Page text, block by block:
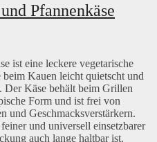
Pfannenkäse
ist eine leckere vegetarische
Kauen leicht quietscht und
Der Käse behält beim Grillen
Form und ist frei von
und Geschmacksverstärkern.
und universell einsetzbarer
auch lange haltbar ist.